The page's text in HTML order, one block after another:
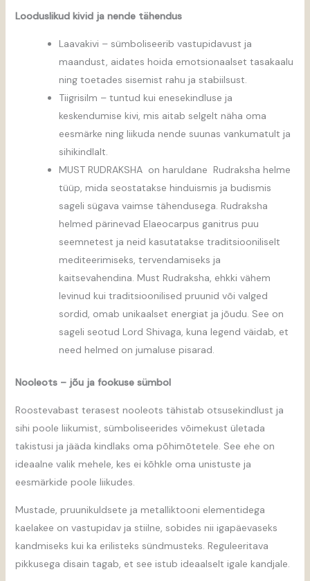
Looduslikud kivid ja nende tähendus
Laavakivi – sümboliseerib vastupidavust ja
maandust, aidates hoida emotsionaalset tasakaalu
ning toetades sisemist rahu ja stabiilsust.
Tiigrisilm – tuntud kui enesekindluse ja
keskendumise kivi, mis aitab selgelt näha oma
eesmärke ning liikuda nende suunas vankumatult ja
sihikindlalt.
MUST RUDRAKSHA on haruldane Rudraksha helme
tüüp, mida seostatakse hinduismis ja budismis
sageli sügava vaimse tähendusega. Rudraksha
helmed pärinevad Elaeocarpus ganitrus puu
seemnetest ja neid kasutatakse traditsiooniliselt
mediteerimiseks, tervendamiseks ja
kaitsevahendina. Must Rudraksha, ehkki vähem
levinud kui traditsioonilised pruunid või valged
sordid, omab unikaalset energiat ja jõudu. See on
sageli seotud Lord Shivaga, kuna legend väidab, et
need helmed on jumaluse pisarad.
Nooleots – jõu ja fookuse sümbol
Roostevabast terasest nooleots tähistab otsusekindlust ja
sihi poole liikumist, sümboliseerides võimekust ületada
takistusi ja jääda kindlaks oma põhimõtetele. See ehe on
ideaalne valik mehele, kes ei kõhkle oma unistuste ja
eesmärkide poole liikudes.
Mustade, pruunikuldsete ja metalliktooni elementidega
kaelakee on vastupidav ja stiilne, sobides nii igapäevaseks
kandmiseks kui ka erilisteks sündmusteks. Reguleeritava
pikkusega disain tagab, et see istub ideaalselt igale kandjale.